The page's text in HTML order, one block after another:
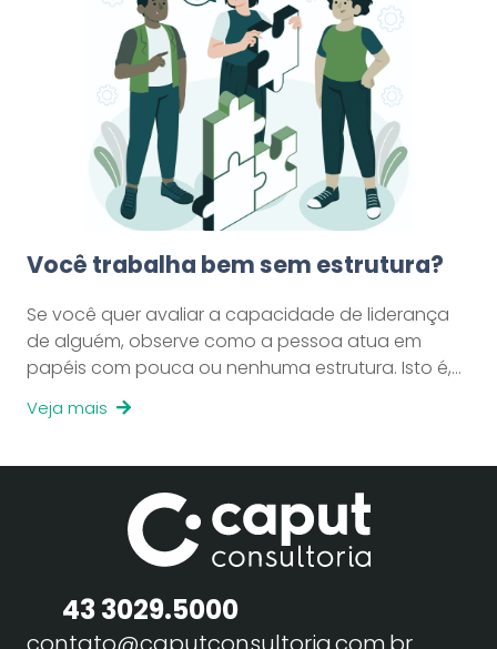
Você trabalha bem sem estrutura?
Se você quer avaliar a capacidade de liderança
de alguém, observe como a pessoa atua em
papéis com pouca ou nenhuma estrutura. Isto é,…
Veja mais
43 3029.5000